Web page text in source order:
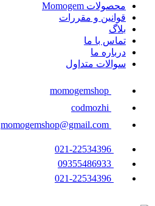
محصولات Momogem
قوانین و مقررات
بلاگ
تماس با ما
درباره ما
سوالات متداول
momogemshop
codmozhi
momogemshop@gmail.com
021-22534396
09355486933
021-22534396